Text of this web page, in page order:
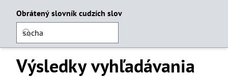
Obrátený slovník cudzích slov
Výsledky vyhľadávania